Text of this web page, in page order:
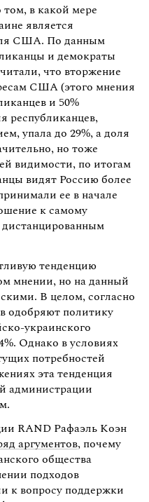
в какой мере
является
США. По данным
и демократы
что вторжение
США (этого мнения
и 50%
республиканцев,
упала до 29%, а доля
но тоже
видимости, по итогам
видят Россию более
ее в начале
к самому
дистанцированным
тенденцию
мнении, но на данный
В целом, согласно
одобряют политику
украинского
Однако в условиях
потребностей
эта тенденция
администрации
RAND Рафаэль Коэн
аргументов, почему
общества
подходов
к вопросу поддержки